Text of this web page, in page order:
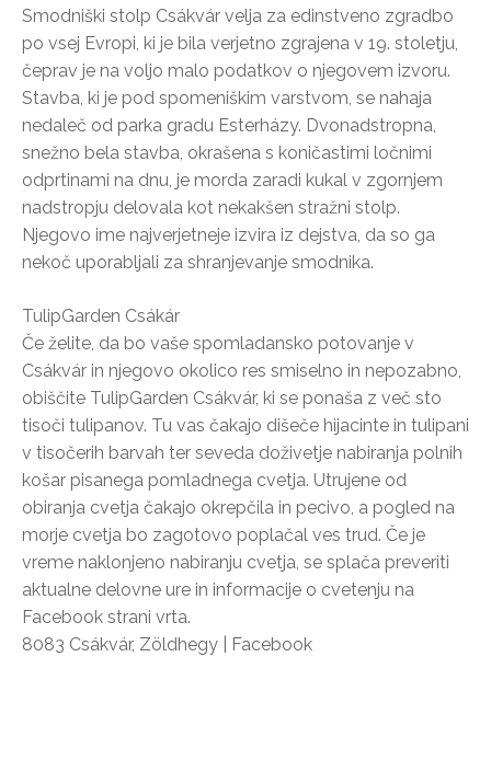
Smodniški stolp Csákvár velja za edinstveno zgradbo
po vsej Evropi, ki je bila verjetno zgrajena v 19. stoletju,
čeprav je na voljo malo podatkov o njegovem izvoru.
Stavba, ki je pod spomeniškim varstvom, se nahaja
nedaleč od parka gradu Esterházy. Dvonadstropna,
snežno bela stavba, okrašena s koničastimi ločnimi
odprtinami na dnu, je morda zaradi kukal v zgornjem
nadstropju delovala kot nekakšen stražni stolp.
Njegovo ime najverjetneje izvira iz dejstva, da so ga
nekoč uporabljali za shranjevanje smodnika.
TulipGarden Csákár
Če želite, da bo vaše spomladansko potovanje v
Csákvár in njegovo okolico res smiselno in nepozabno,
obiščite TulipGarden Csákvár, ki se ponaša z več sto
tisoči tulipanov. Tu vas čakajo dišeče hijacinte in tulipani
v tisočerih barvah ter seveda doživetje nabiranja polnih
košar pisanega pomladnega cvetja. Utrujene od
obiranja cvetja čakajo okrepčila in pecivo, a pogled na
morje cvetja bo zagotovo poplačal ves trud. Če je
vreme naklonjeno nabiranju cvetja, se splača preveriti
aktualne delovne ure in informacije o cvetenju na
Facebook strani vrta.
8083 Csákvár, Zöldhegy | Facebook